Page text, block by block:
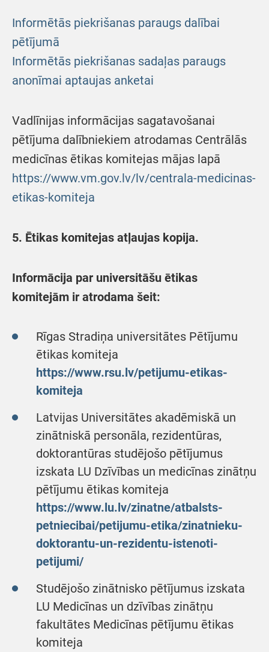
Informētās piekrišanas paraugs dalībai
pētījumā
Informētās piekrišanas sadaļas paraugs
anonīmai aptaujas anketai
Vadlīnijas informācijas sagatavošanai
pētījuma dalībniekiem atrodamas Centrālās
medicīnas ētikas komitejas mājas lapā
https://www.vm.gov.lv/lv/centrala-medicinas-
etikas-komiteja
5. Ētikas komitejas atļaujas kopija.
Informācija par universitāšu ētikas
komitejām ir atrodama šeit:
Rīgas Stradiņa universitātes Pētījumu
ētikas komiteja
https://www.rsu.lv/petijumu-etikas-
komiteja
Latvijas Universitātes akadēmiskā un
zinātniskā personāla, rezidentūras,
doktorantūras studējošo pētījumus
izskata LU Dzīvības un medicīnas zinātņu
pētījumu ētikas komiteja
https://www.lu.lv/zinatne/atbalsts-
petniecibai/petijumu-etika/zinatnieku-
doktorantu-un-rezidentu-istenoti-
petijumi/
Studējošo zinātnisko pētījumus izskata
LU Medicīnas un dzīvības zinātņu
fakultātes Medicīnas pētījumu ētikas
komiteja